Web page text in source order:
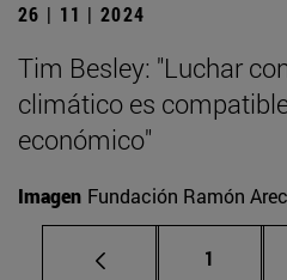
26 | 11 | 2024
Tim Besley: "Luchar
climático es
económico"
Imagen Fundación Ramón
Página
1